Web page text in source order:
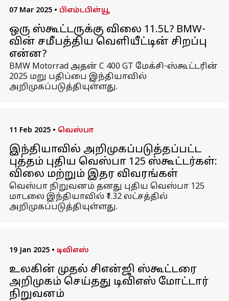
07 Mar 2025 • பிஎம்டபிள்யூ
ஒரு ஸ்கூட்டருக்கு விலை ₹11.5L? BMW-
வின் சமீபத்திய வெளியீட்டின் சிறப்பு
என்ன?
BMW Motorrad அதன் C 400 GT மேக்சி-ஸ்கூட்டரின்
2025 மறு பதிப்பை இந்தியாவில்
அறிமுகப்படுத்தியுள்ளது.
11 Feb 2025 • வெஸ்பா
இந்தியாவில் அறிமுகப்படுத்தப்பட்ட
புத்தம் புதிய வெஸ்பா 125 ஸ்கூட்டர்கள்:
விலை மற்றும் இதர விவரங்கள்
வெஸ்பா நிறுவனம் தனது புதிய வெஸ்பா 125
மாடலை இந்தியாவில் ₹1.32 லட்சத்தில்
அறிமுகப்படுத்தியுள்ளது.
19 Jan 2025 • டிவிஎஸ்
உலகின் முதல் சிஎன்ஜி ஸ்கூட்டரை
அறிமுகம் செய்தது டிவிஎஸ் மோட்டார்
நிறுவனம்